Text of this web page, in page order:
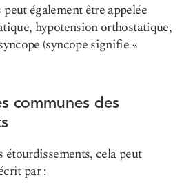
peut également être appelée
hypotension orthostatique,
(syncope signifie «
communes des
étourdissements, cela peut
par :